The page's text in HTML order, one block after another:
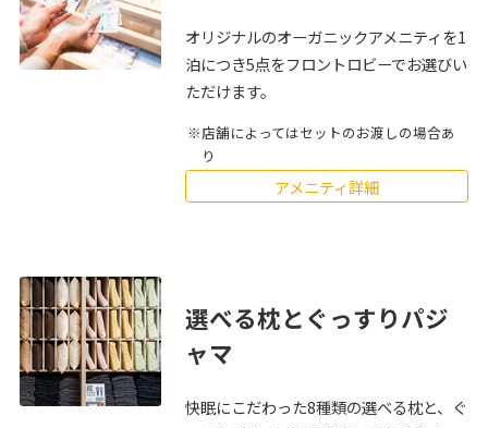
オリジナルのオーガニックアメニティを1
泊につき5点をフロントロビーでお選びい
ただけます。
店舗によってはセットのお渡しの場合あ
り
アメニティ詳細
選べる枕とぐっすりパジ
ャマ
快眠にこだわった8種類の選べる枕と、ぐ